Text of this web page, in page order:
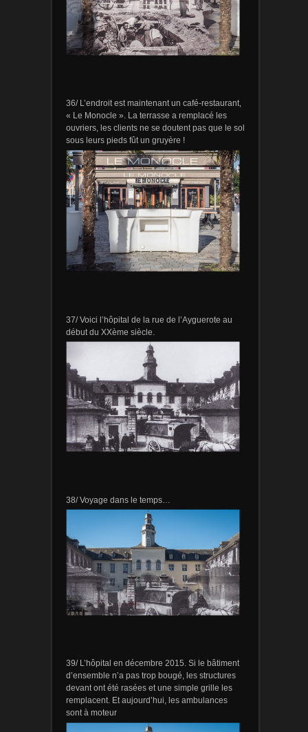
36/ L’endroit est maintenant un café-restaurant,
« Le Monocle ». La terrasse a remplacé les
ouvriers, les clients ne se doutent pas que le sol
sous leurs pieds fût un gruyère !
37/ Voici l’hôpital de la rue de l’Ayguerote au
début du XXème siècle.
38/ Voyage dans le temps…
39/ L’hôpital en décembre 2015. Si le bâtiment
d’ensemble n’a pas trop bougé, les structures
devant ont été rasées et une simple grille les
remplacent. Et aujourd’hui, les ambulances
sont à moteur